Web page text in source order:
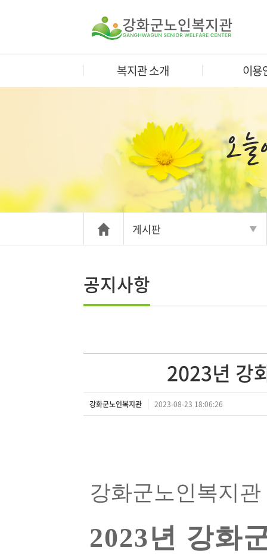
복지관 소개 이용
게시판
공지사항
2023년 강
강화군노인복지관 2023-08-23 18:06:26
강화군노인복지관
2023년 강화